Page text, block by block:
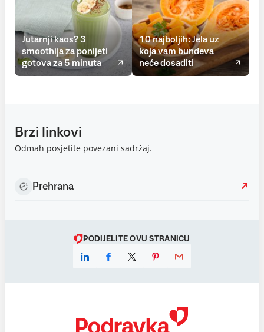
Jutarnji kaos? 3
smoothija za ponijeti
gotova za 5 minuta
10 najboljih: Jela uz
koja vam bundeva
neće dosaditi
Brzi linkovi
Odmah posjetite povezani sadržaj.
Prehrana
PODIJELITE OVU STRANICU